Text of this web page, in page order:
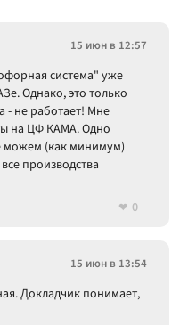
15 июн в 12:57
система" уже
Однако, это только
- не работает! Мне
на ЦФ КАМА. Одно
можем (как минимум)
производства
0
15 июн в 13:54
Докладчик понимает,